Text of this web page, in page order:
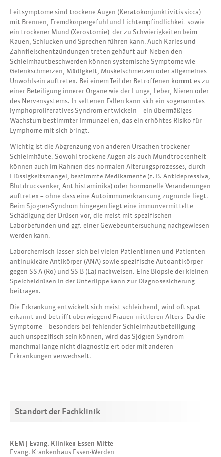
Leitsymptome sind trockene Augen (Keratokonjunktivitis sicca)
mit Brennen, Fremdkörpergefühl und Lichtempfindlichkeit sowie
ein trockener Mund (Xerostomie), der zu Schwierigkeiten beim
Kauen, Schlucken und Sprechen führen kann. Auch Karies und
Zahnfleischentzündungen treten gehäuft auf. Neben den
Schleimhautbeschwerden können systemische Symptome wie
Gelenkschmerzen, Müdigkeit, Muskelschmerzen oder allgemeines
Unwohlsein auftreten. Bei einem Teil der Betroffenen kommt es zu
einer Beteiligung innerer Organe wie der Lunge, Leber, Nieren oder
des Nervensystems. In seltenen Fällen kann sich ein sogenanntes
lymphoproliferatives Syndrom entwickeln – ein übermäßiges
Wachstum bestimmter Immunzellen, das ein erhöhtes Risiko für
Lymphome mit sich bringt.
Wichtig ist die Abgrenzung von anderen Ursachen trockener
Schleimhäute. Sowohl trockene Augen als auch Mundtrockenheit
können auch im Rahmen des normalen Alterungsprozesses, durch
Flüssigkeitsmangel, bestimmte Medikamente (z. B. Antidepressiva,
Blutdrucksenker, Antihistaminika) oder hormonelle Veränderungen
auftreten – ohne dass eine Autoimmunerkrankung zugrunde liegt.
Beim Sjögren-Syndrom hingegen liegt eine immunvermittelte
Schädigung der Drüsen vor, die meist mit spezifischen
Laborbefunden und ggf. einer Gewebeuntersuchung nachgewiesen
werden kann.
Laborchemisch lassen sich bei vielen Patientinnen und Patienten
antinukleäre Antikörper (ANA) sowie spezifische Autoantikörper
gegen SS-A (Ro) und SS-B (La) nachweisen. Eine Biopsie der kleinen
Speicheldrüsen in der Unterlippe kann zur Diagnosesicherung
beitragen.
Die Erkrankung entwickelt sich meist schleichend, wird oft spät
erkannt und betrifft überwiegend Frauen mittleren Alters. Da die
Symptome – besonders bei fehlender Schleimhautbeteiligung –
auch unspezifisch sein können, wird das Sjögren-Syndrom
manchmal lange nicht diagnostiziert oder mit anderen
Erkrankungen verwechselt.
Standort der Fachklinik
KEM | Evang. Kliniken Essen-Mitte
Evang. Krankenhaus Essen-Werden